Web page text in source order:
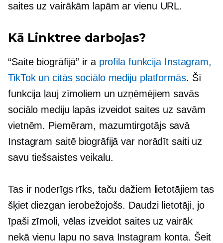
saites uz vairākām lapām ar vienu URL.
Kā Linktree darbojas?
“Saite biogrāfijā” ir a profila funkcija Instagram,
TikTok un citās sociālo mediju platformās. Šī
funkcija ļauj zīmoliem un uzņēmējiem savās
sociālo mediju lapās izveidot saites uz savām
vietnēm. Piemēram, mazumtirgotājs savā
Instagram saitē biogrāfijā var norādīt saiti uz
savu tiešsaistes veikalu.
Tas ir noderīgs rīks, taču dažiem lietotājiem tas
šķiet diezgan ierobežojošs. Daudzi lietotāji, jo
īpaši zīmoli, vēlas izveidot saites uz vairāk
nekā vienu lapu no sava Instagram konta. Šeit